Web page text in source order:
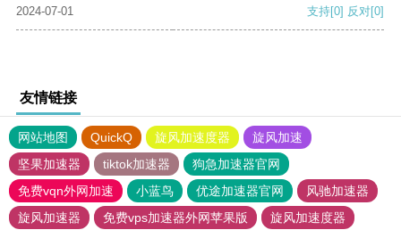
2024-07-01
支持[0] 反对[0]
友情链接
网站地图 QuickQ 旋风加速度器
旋风加速
坚果加速器
tiktok加速器
狗急加速器官网
免费vqn外网加速
小蓝鸟 优途加速器官网
风驰加速器
旋风加速器
免费vps加速器外网苹果版
旋风加速度器